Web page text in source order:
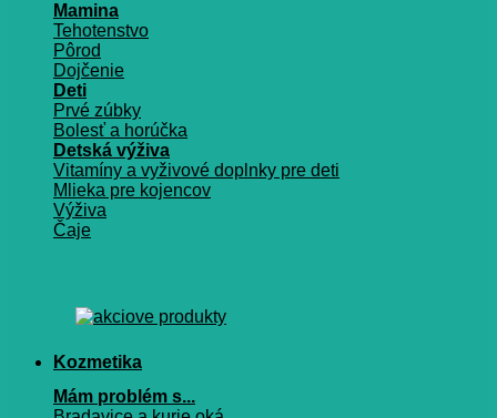
Mamina
Tehotenstvo
Pôrod
Dojčenie
Deti
Prvé zúbky
Bolesť a horúčka
Detská výživa
Vitamíny a vyživové doplnky pre deti
Mlieka pre kojencov
Výživa
Čaje
Kozmetika
Mám problém s...